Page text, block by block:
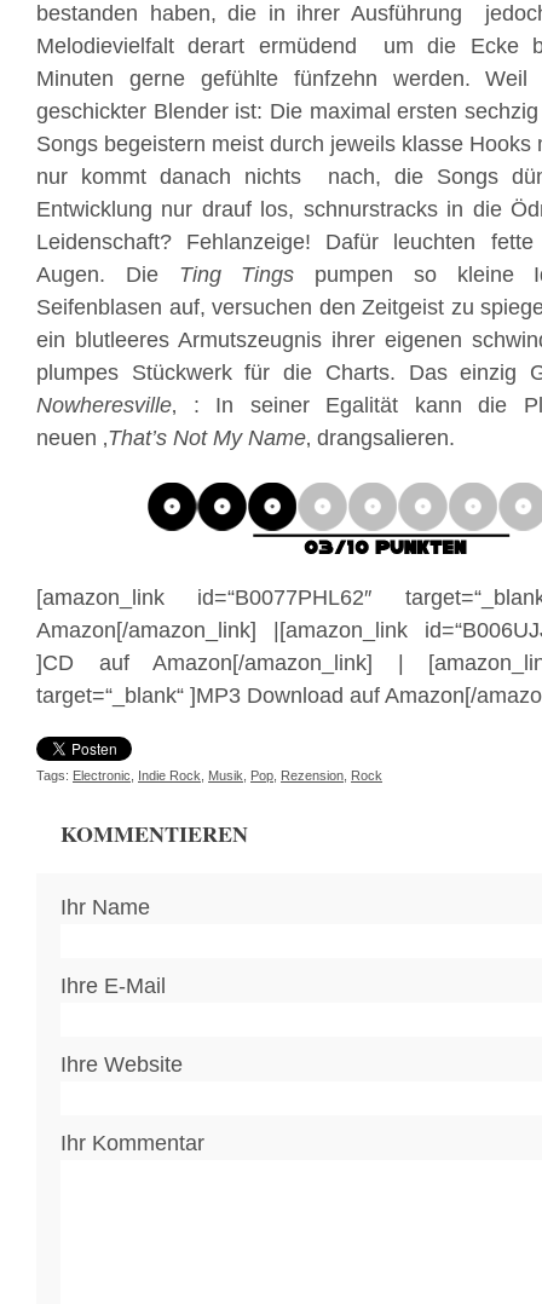
bestanden haben, die in ihrer Ausführung
Melodievielfalt derart ermüdend um die Ecke
Minuten gerne gefühlte fünfzehn werden.
geschickter Blender ist: Die maximal ersten
Songs begeistern meist durch jeweils klasse Hooks
nur kommt danach nichts nach, die Songs
Entwicklung nur drauf los, schnurstracks in die
Leidenschaft? Fehlanzeige! Dafür leuchten
Augen. Die Ting Tings pumpen so kleine
Seifenblasen auf, versuchen den Zeitgeist zu
ein blutleeres Armutszeugnis ihrer eigenen
plumpes Stückwerk für die Charts. Das einzig
Nowheresville‚ : In seiner Egalität kann die
neuen ‚That’s Not My Name‚ drangsalieren.
[amazon_link id=“B0077PHL62″
Amazon[/amazon_link] |[amazon_link
]CD auf Amazon[/amazon_link] |
target=“_blank“ ]MP3 Download auf Amazon[/
Tags: Electronic Indie Rock Musik Pop Rezension Rock
KOMMENTIEREN
Ihr Name
Ihre E-Mail
Ihre Website
Ihr Kommentar